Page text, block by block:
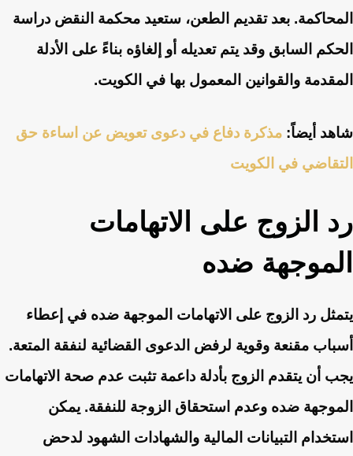
المحاكمة. بعد تقديم الطعن، ستعيد محكمة النقض دراسة
الحكم السابق وقد يتم تعديله أو إلغاؤه بناءً على الأدلة
المقدمة والقوانين المعمول بها في الكويت.
شاهد أيضاً: مذكرة دفاع في دعوى تعويض عن اساءة حق
التقاضي في الكويت
رد الزوج على الاتهامات
الموجهة ضده
يتمثل رد الزوج على الاتهامات الموجهة ضده في إعطاء
أسباب مقنعة وقوية لرفض الدعوى القضائية لنفقة المتعة.
يجب أن يتقدم الزوج بأدلة داعمة تثبت عدم صحة الاتهامات
الموجهة ضده وعدم استحقاق الزوجة للنفقة. يمكن
استخدام التبيانات المالية والشهادات الشهود لدحض